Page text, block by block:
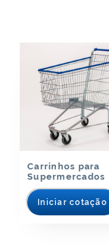
Carrinhos para
Supermercados
Iniciar cotação